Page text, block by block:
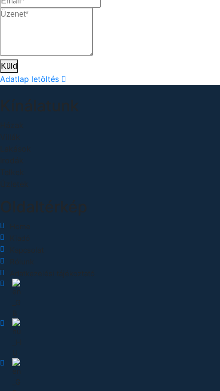
Küld
Adatlap letöltés